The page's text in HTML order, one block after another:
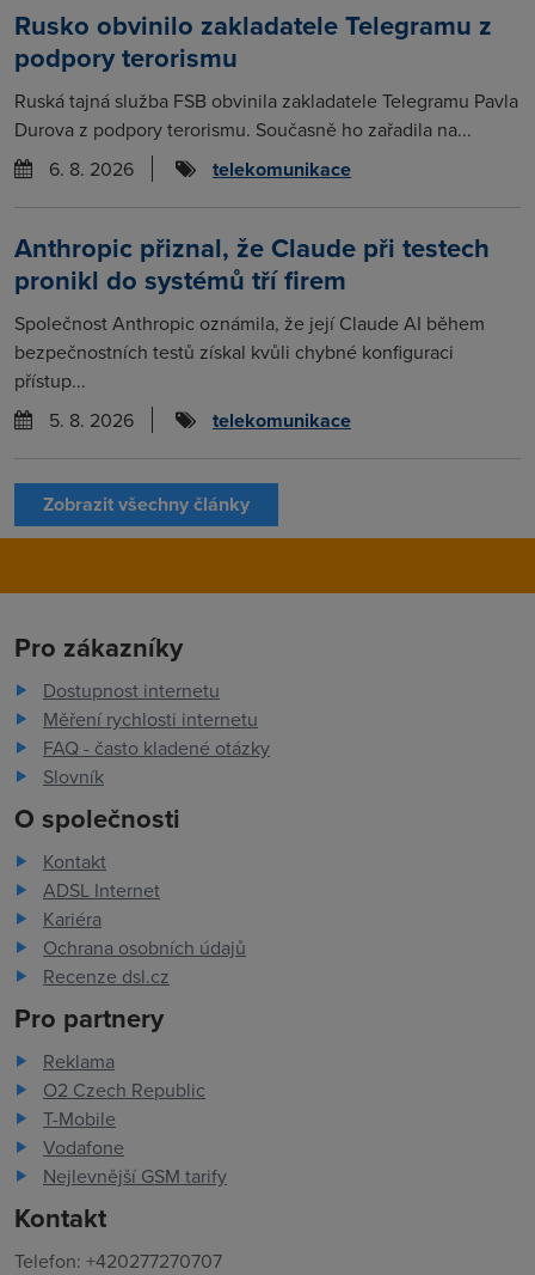
Rusko obvinilo zakladatele Telegramu z
podpory terorismu
Ruská tajná služba FSB obvinila zakladatele Telegramu Pavla
Durova z podpory terorismu. Současně ho zařadila na...
6. 8. 2026
telekomunikace
Anthropic přiznal, že Claude při testech
pronikl do systémů tří firem
Společnost Anthropic oznámila, že její Claude AI během
bezpečnostních testů získal kvůli chybné konfiguraci
přístup...
5. 8. 2026
telekomunikace
Zobrazit všechny články
Pro zákazníky
Dostupnost internetu
Měření rychlosti internetu
FAQ - často kladené otázky
Slovník
O společnosti
Kontakt
ADSL Internet
Kariéra
Ochrana osobních údajů
Recenze dsl.cz
Pro partnery
Reklama
O2 Czech Republic
T-Mobile
Vodafone
Nejlevnější GSM tarify
Kontakt
Telefon: +420277270707